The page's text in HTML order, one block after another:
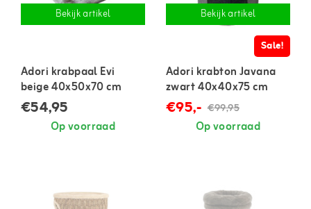
Bekijk artikel
Adori krabpaal Evi
beige 40x50x70 cm
€54,95
Op voorraad
Bekijk artikel
Sale!
Adori krabton Javana
zwart 40x40x75 cm
€95,- €99,95
Op voorraad